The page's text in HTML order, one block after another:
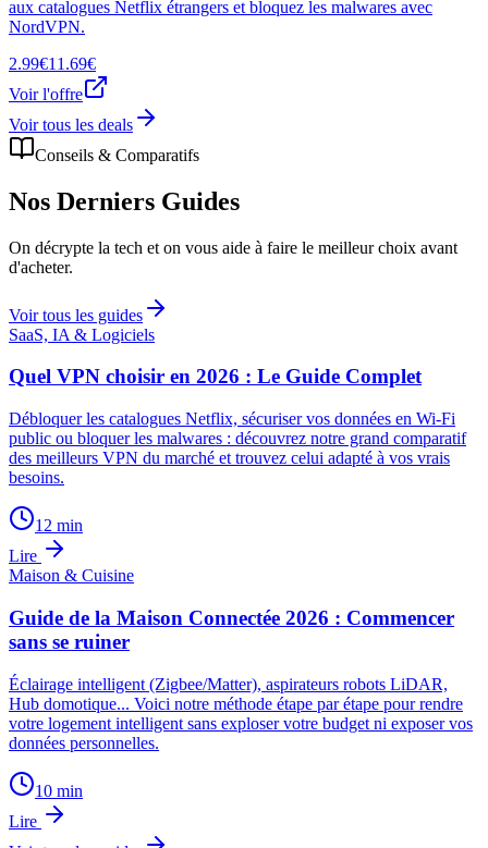
aux catalogues Netflix étrangers et bloquez les malwares avec
NordVPN.
2.99€11.69€
Voir l'offre
Voir tous les deals
Conseils & Comparatifs
Nos Derniers Guides
On décrypte la tech et on vous aide à faire le meilleur choix avant
d'acheter.
Voir tous les guides
SaaS, IA & Logiciels
Quel VPN choisir en 2026 : Le Guide Complet
Débloquer les catalogues Netflix, sécuriser vos données en Wi-Fi
public ou bloquer les malwares : découvrez notre grand comparatif
des meilleurs VPN du marché et trouvez celui adapté à vos vrais
besoins.
12 min
Lire
Maison & Cuisine
Guide de la Maison Connectée 2026 : Commencer
sans se ruiner
Éclairage intelligent (Zigbee/Matter), aspirateurs robots LiDAR,
Hub domotique... Voici notre méthode étape par étape pour rendre
votre logement intelligent sans exploser votre budget ni exposer vos
données personnelles.
10 min
Lire